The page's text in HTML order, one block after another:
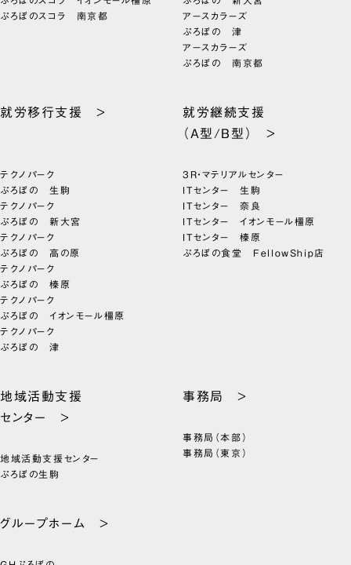
ぷろぼのスコラ 南京都
アースカラーズ
ぷろぼの 津
アースカラーズ
ぷろぼの 南京都
就労移行支援 >
テクノパーク
ぷろぼの 生駒
テクノパーク
ぷろぼの 新大宮
テクノパーク
ぷろぼの 高の原
テクノパーク
ぷろぼの 榛原
テクノパーク
ぷろぼの イオンモール橿原
テクノパーク
ぷろぼの 津
就労継続支援
（A型/B型） >
3R・マテリアルセンター
ITセンター 生駒
ITセンター 奈良
ITセンター イオンモール橿原
ITセンター 榛原
ぷろぼの食堂 FellowShip店
地域活動支援
センター >
地域活動支援センター
ぷろぼの生駒
事務局 >
事務局（本部）
事務局（東京）
グループホーム >